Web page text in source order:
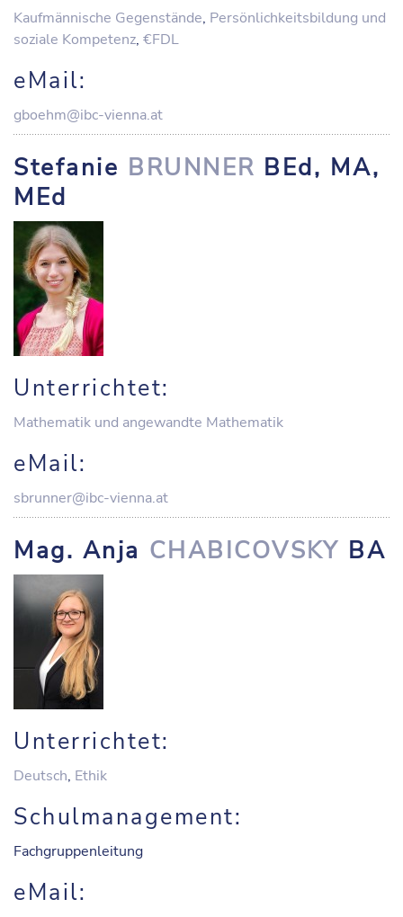
Kaufmännische Gegenstände, Persönlichkeitsbildung und
soziale Kompetenz, €FDL
eMail:
gboehm@ibc-vienna.at
Stefanie BRUNNER BEd, MA,
MEd
Unterrichtet:
Mathematik und angewandte Mathematik
eMail:
sbrunner@ibc-vienna.at
Mag. Anja CHABICOVSKY BA
Unterrichtet:
Deutsch, Ethik
Schulmanagement:
Fachgruppenleitung
eMail: